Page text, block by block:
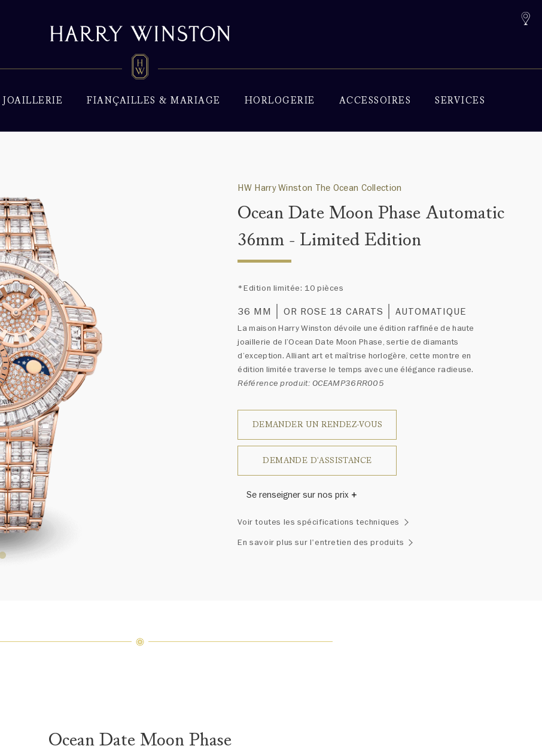
JOAILLERIE FIANÇAILLES & MARIAGE HORLOGERIE ACCESSOIRES SERVICES
HW Harry Winston The Ocean Collection
Ocean Date Moon Phase Automatic
36mm - Limited Edition
*Edition limitée: 10 pièces
36 MM OR ROSE 18 CARATS AUTOMATIQUE
La maison Harry Winston dévoile une édition raffinée de haute
joaillerie de l’Ocean Date Moon Phase, sertie de diamants
d’exception. Alliant art et maîtrise horlogère, cette montre en
édition limitée traverse le temps avec une élégance radieuse.
Référence produit: OCEAMP36RR005
DEMANDER UN RENDEZ-VOUS
DEMANDE D'ASSISTANCE
Se renseigner sur nos prix
ressemblent.» Chaque bijou de la Maison Harry Winston présente
un assemblage exclusif de diamants uniques et de pierres
précieuses, le poids en carats et la quantité de pierres peuvent
Voir toutes les spécifications techniques
En savoir plus sur l'entretien des produits
Ocean Date Moon Phase